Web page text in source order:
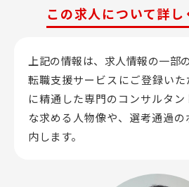
この求人について詳し
上記の情報は、求人情報の一部
転職支援サービスにご登録い
に精通した専門のコンサルタン
な求める人物像や、選考通過
内します。